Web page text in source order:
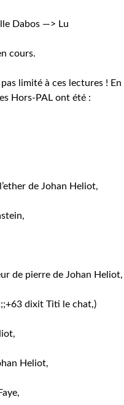
Dabos —> Lu
cours.
limité à ces lectures !
Hors-PAL ont été :
de Johan Heliot,
de pierre de Johan Heliot,
dixit Titi le chat,)
Heliot,